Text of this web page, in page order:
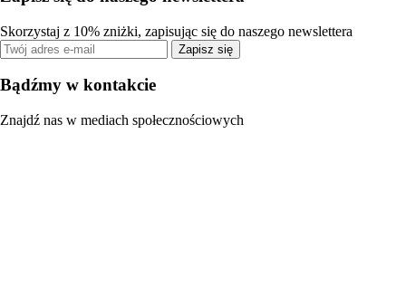
Skorzystaj z 10% zniżki, zapisując się do naszego newslettera
Zapisz się
Bądźmy w kontakcie
Znajdź nas w mediach społecznościowych